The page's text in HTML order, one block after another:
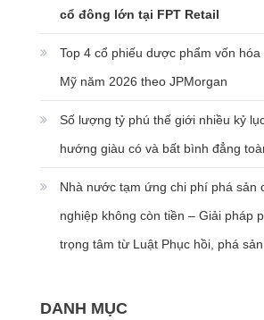
cổ đông lớn tại FPT Retail
Top 4 cổ phiếu dược phẩm vốn hóa
Mỹ năm 2026 theo JPMorgan
Số lượng tỷ phú thế giới nhiều kỷ
hướng giàu có và bất bình đẳng
Nhà nước tạm ứng chi phí phá sản
nghiệp không còn tiền – Giải pháp
trọng tâm từ Luật Phục hồi, phá sản
DANH MỤC